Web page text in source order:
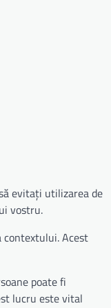
evitați utilizarea de
vostru.
contextului. Acest
poate fi
lucru este vital